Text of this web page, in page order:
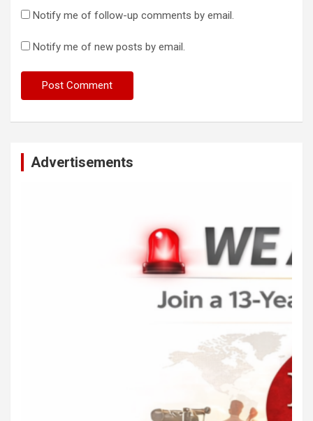
Notify me of follow-up comments by email.
Notify me of new posts by email.
Advertisements